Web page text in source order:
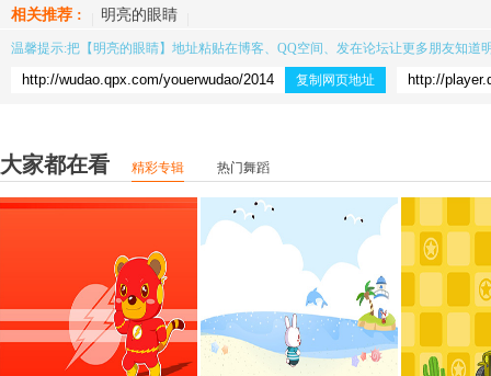
相关推荐 : 明亮的眼睛
温馨提示:把【明亮的眼睛】地址粘贴在博客、QQ空间、发在论坛让更多朋友知道
复制网页地址
大家都在看 精彩专辑 热门舞蹈